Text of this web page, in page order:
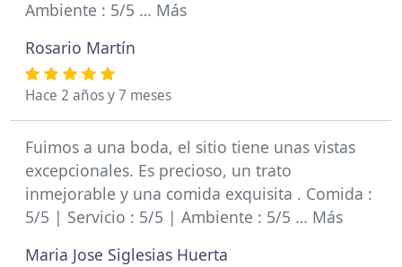
Ambiente : 5/5 … Más
Rosario Martín
Hace 2 años y 7 meses
Fuimos a una boda, el sitio tiene unas vistas
excepcionales. Es precioso, un trato
inmejorable y una comida exquisita . Comida :
5/5 | Servicio : 5/5 | Ambiente : 5/5 … Más
Maria Jose Siglesias Huerta